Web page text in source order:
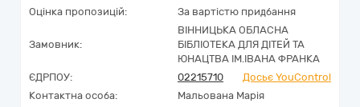
Оцінка пропозицій:
За вартістю придбання
Замовник:
ВІННИЦЬКА ОБЛАСНА
БІБЛІОТЕКА ДЛЯ ДІТЕЙ ТА
ЮНАЦТВА ІМ.ІВАНА ФРАНКА
ЄДРПОУ:
02215710
Досьє YouControl
Контактна особа:
Мальована Марія